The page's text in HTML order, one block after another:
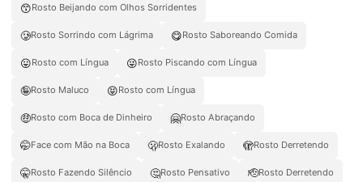
😙Rosto Beijando com Olhos Sorridentes
🥲Rosto Sorrindo com Lágrima 😋Rosto Saboreando Comida
😛Rosto com Língua 😜Rosto Piscando com Língua
🤪Rosto Maluco 😝Rosto com Língua
🤑Rosto com Boca de Dinheiro 🤗Rosto Abraçando
🤭Face com Mão na Boca 🫢Rosto Exalando 🫣Rosto Derretendo
🤫Rosto Fazendo Silêncio 🤔Rosto Pensativo 🫡Rosto Derretendo